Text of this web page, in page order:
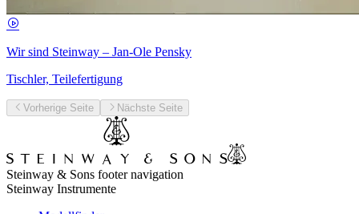
Wir sind Steinway – Jan-Ole Pensky
Tischler, Teilefertigung
Vorherige Seite Nächste Seite
Steinway & Sons footer navigation
Steinway Instrumente